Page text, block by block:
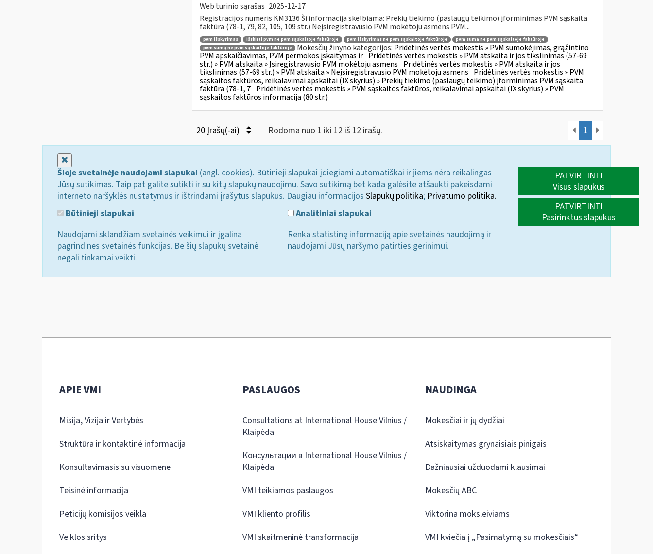
Web turinio sąrašas 2025-12-17
Registracijos numeris KM3136 Ši informacija skelbiama: Prekių tiekimo (paslaugų teikimo) įforminimas PVM sąskaita
faktūra (78-1, 79, 82, 105, 109 str.) Neįsiregistravusio PVM mokėtoju asmens PVM...
pvm išskyrimas išskirti pvm ne pvm sąskaitoje faktūroje pvm išskyrimas ne pvm sąskaitoje faktūroje
pvm suma ne pvm sąskaitoje faktūroje
pvm sumą ne pvm sąskaitoje faktūroje
Mokesčių žinyno kategorijos: Pridėtinės vertės mokestis » PVM sumokėjimas, grąžintino
PVM apskaičiavimas, PVM permokos įskaitymas ir Pridėtinės vertės mokestis » PVM atskaita ir jos tikslinimas (57-69
str.) » PVM atskaita » Įsiregistravusio PVM mokėtoju asmens Pridėtinės vertės mokestis » PVM atskaita ir jos
tikslinimas (57-69 str.) » PVM atskaita » Neįsiregistravusio PVM mokėtoju asmens Pridėtinės vertės mokestis » PVM
sąskaitos faktūros, reikalavimai apskaitai (IX skyrius) » Prekių tiekimo (paslaugų teikimo) įforminimas PVM sąskaita
faktūra (78-1, 7 Pridėtinės vertės mokestis » PVM sąskaitos faktūros, reikalavimai apskaitai (IX skyrius) » PVM
sąskaitos faktūros informacija (80 str.)
20 Įrašų(-ai) Rodoma nuo 1 iki 12 iš 12 irašų. 1
Šioje svetainėje naudojami slapukai (angl. cookies). Būtinieji slapukai įdiegiami automatiškai ir jiems nėra reikalingas
Jūsų sutikimas. Taip pat galite sutikti ir su kitų slapukų naudojimu. Savo sutikimą bet kada galėsite atšaukti pakeisdami
interneto naršyklės nustatymus ir ištrindami įrašytus slapukus. Daugiau informacijos Slapukų politika; Privatumo politika.
Būtinieji slapukai
Naudojami sklandžiam svetainės veikimui ir įgalina
pagrindines svetainės funkcijas. Be šių slapukų svetainė
negali tinkamai veikti.
Analitiniai slapukai
Renka statistinę informaciją apie svetainės naudojimą ir
naudojami Jūsų naršymo patirties gerinimui.
PATVIRTINTI
Visus slapukus
PATVIRTINTI
Pasirinktus slapukus
APIE VMI
Misija, Vizija ir Vertybės
Struktūra ir kontaktinė informacija
Konsultavimasis su visuomene
Teisinė informacija
Peticijų komisijos veikla
Veiklos sritys
PASLAUGOS
Consultations at International House Vilnius /
Klaipėda
Консультации в International House Vilnius /
Klaipėda
VMI teikiamos paslaugos
VMI kliento profilis
VMI skaitmeninė transformacija
NAUDINGA
Mokesčiai ir jų dydžiai
Atsiskaitymas grynaisiais pinigais
Dažniausiai užduodami klausimai
Mokesčių ABC
Viktorina moksleiviams
VMI kviečia į „Pasimatymą su mokesčiais“